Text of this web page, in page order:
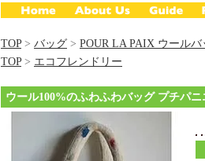
TOP> バッグ > POUR LA PAIX ウールバ
TOP > エコフレンドリー
ウール100%のふわふわバッグ プチパ